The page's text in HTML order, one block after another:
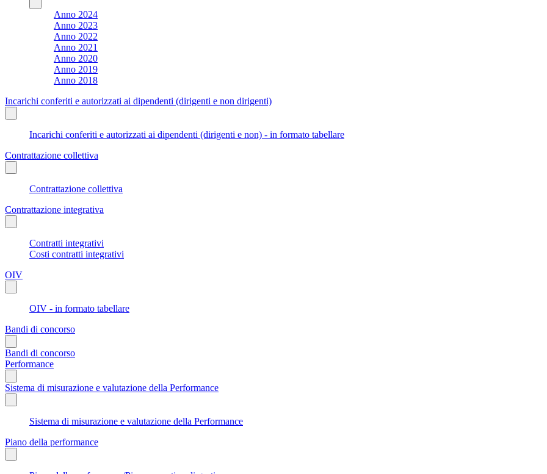
Anno 2024
Anno 2023
Anno 2022
Anno 2021
Anno 2020
Anno 2019
Anno 2018
Incarichi conferiti e autorizzati ai dipendenti (dirigenti e non dirigenti)
Incarichi conferiti e autorizzati ai dipendenti (dirigenti e non) - in formato tabellare
Contrattazione collettiva
Contrattazione collettiva
Contrattazione integrativa
Contratti integrativi
Costi contratti integrativi
OIV
OIV - in formato tabellare
Bandi di concorso
Bandi di concorso
Performance
Sistema di misurazione e valutazione della Performance
Sistema di misurazione e valutazione della Performance
Piano della performance